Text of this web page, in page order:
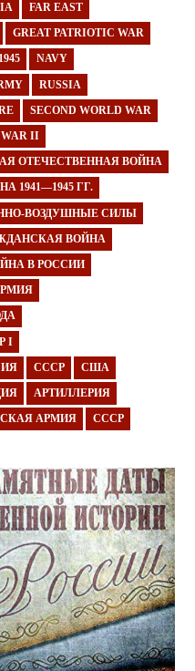
FAR EAST
GREAT PATRIOTIC WAR
NAVY
RUSSIA
SECOND WORLD WAR
II
ОТЕЧЕСТВЕННАЯ ВОЙНА
1941—1945 ГГ.
ВОЗДУШНЫЕ СИЛЫ
ВОЙНА
В РОССИИ
I
СССР США
АРТИЛЛЕРИЯ
АРМИЯ СССР